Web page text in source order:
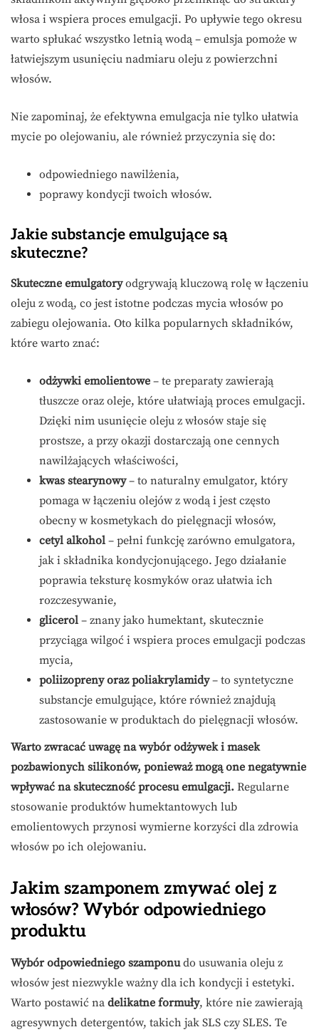
włosa i wspiera proces emulgacji. Po upływie tego okresu
warto spłukać wszystko letnią wodą – emulsja pomoże w
łatwiejszym usunięciu nadmiaru oleju z powierzchni
włosów.
Nie zapominaj, że efektywna emulgacja nie tylko ułatwia
mycie po olejowaniu, ale również przyczynia się do:
odpowiedniego nawilżenia,
poprawy kondycji twoich włosów.
Jakie substancje emulgujące są
skuteczne?
Skuteczne emulgatoryodgrywają kluczową rolę w łączeniu
oleju z wodą, co jest istotne podczas mycia włosów po
zabiegu olejowania. Oto kilka popularnych składników,
które warto znać:
odżywki emolientowe – te preparaty zawierają
tłuszcze oraz oleje, które ułatwiają proces emulgacji.
Dzięki nim usunięcie oleju z włosów staje się
prostsze, a przy okazji dostarczają one cennych
nawilżających właściwości,
kwas stearynowy– to naturalny emulgator, który
pomaga w łączeniu olejów z wodą i jest często
obecny w kosmetykach do pielęgnacji włosów,
cetyl alkohol – pełni funkcję zarówno emulgatora,
jak i składnika kondycjonującego. Jego działanie
poprawia teksturę kosmyków oraz ułatwia ich
rozczesywanie,
glicerol – znany jako humektant, skutecznie
przyciąga wilgoć i wspiera proces emulgacji podczas
mycia,
poliizopreny oraz poliakrylamidy– to syntetyczne
substancje emulgujące, które również znajdują
zastosowanie w produktach do pielęgnacji włosów.
Warto zwracać uwagę na wybór odżywek i masek
pozbawionych silikonów, ponieważ mogą one negatywnie
wpływać na skuteczność procesu emulgacji. Regularne
stosowanie produktów humektantowych lub
emolientowych przynosi wymierne korzyści dla zdrowia
włosów po ich olejowaniu.
Jakim szamponem zmywać olej z
włosów? Wybór odpowiedniego
produktu
Wybór odpowiedniego szamponudo usuwania oleju z
włosów jest niezwykle ważny dla ich kondycji i estetyki.
Warto postawić na delikatne formuły, które nie zawierają
agresywnych detergentów, takich jak SLS czy SLES. Te